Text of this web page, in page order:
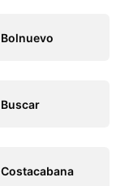
Bolnuevo
Buscar
Costacabana